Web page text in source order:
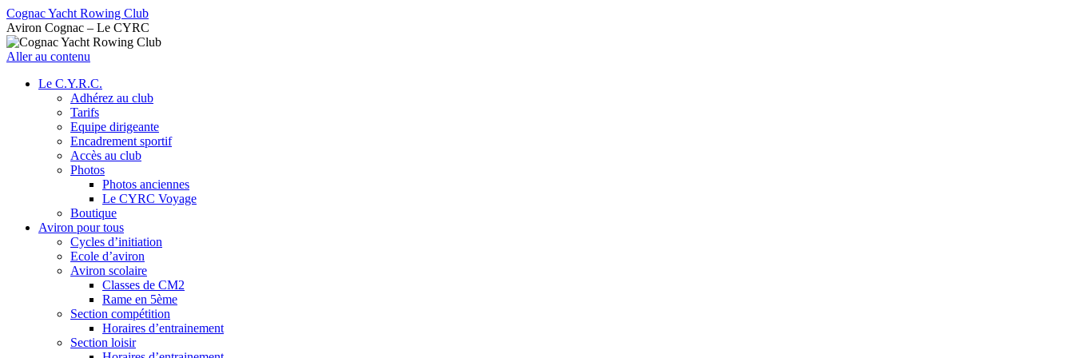
Cognac Yacht Rowing Club
Aviron Cognac – Le CYRC
Aller au contenu
Le C.Y.R.C.
Adhérez au club
Tarifs
Equipe dirigeante
Encadrement sportif
Accès au club
Photos
Photos anciennes
Le CYRC Voyage
Boutique
Aviron pour tous
Cycles d’initiation
Ecole d’aviron
Aviron scolaire
Classes de CM2
Rame en 5ème
Section compétition
Horaires d’entrainement
Section loisir